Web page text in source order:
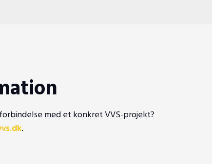
med et konkret VVS-projekt?
.